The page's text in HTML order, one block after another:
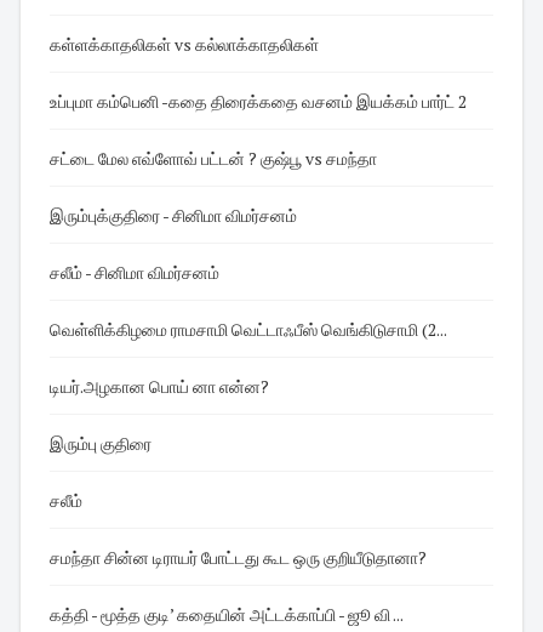
கள்ளக்காதலிகள் vs கல்லாக்காதலிகள்
உப்புமா கம்பெனி -கதை திரைக்கதை வசனம் இயக்கம் பார்ட் 2
சட்டை மேல எவ்ளோவ் பட்டன் ? குஷ்பூ vs சமந்தா
இரும்புக்குதிரை - சினிமா விமர்சனம்
சலீம் - சினிமா விமர்சனம்
வெள்ளிக்கிழமை ராமசாமி வெட்டாஃபீஸ் வெங்கிடுசாமி (2...
டியர்.அழகான பொய் னா என்ன?
இரும்பு குதிரை
சலீம்
சமந்தா சின்ன டிராயர் போட்டது கூட ஒரு குறியீடுதானா?
கத்தி - மூத்த குடி’ கதையின் அட்டக்காப்பி - ஜூ வி ...